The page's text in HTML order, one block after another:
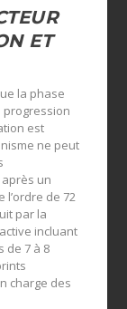
ET
la phase
est
ne peut
un
l’ordre de 72
par la
incluant
de 7 à 8
charge des